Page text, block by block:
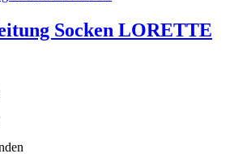
Socken LORETTE